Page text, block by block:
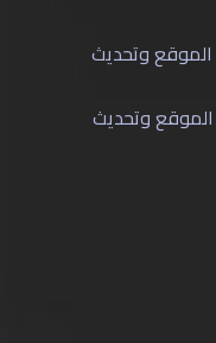
الموقع وتحديث
الموقع وتحديث